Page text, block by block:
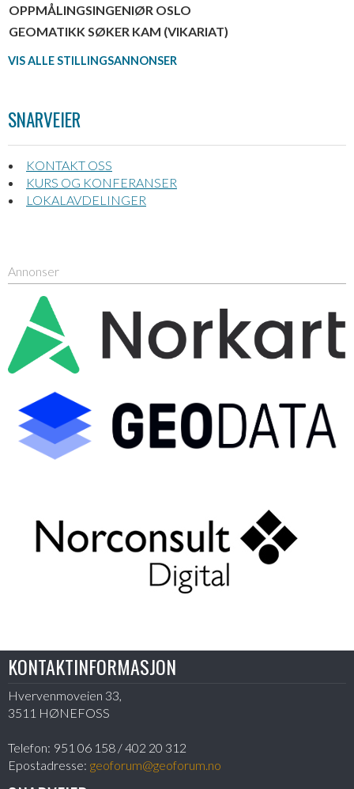
OPPMÅLINGSINGENIØR OSLO
GEOMATIKK SØKER KAM (VIKARIAT)
VIS ALLE STILLINGSANNONSER
SNARVEIER
KONTAKT OSS
KURS OG KONFERANSER
LOKALAVDELINGER
Annonser
KONTAKTINFORMASJON
Hvervenmoveien 33,
3511 HØNEFOSS
Telefon: 951 06 158 / 402 20 312
Epostadresse: geoforum@geoforum.no